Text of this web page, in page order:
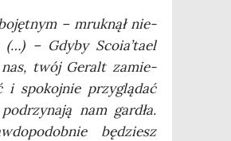
– mruk­nął nie­
(…) – Gdy­by Scoia’tael
twój Geralt zamie­
i spo­koj­nie przy­glą­dać
nam gar­dła.
będziesz